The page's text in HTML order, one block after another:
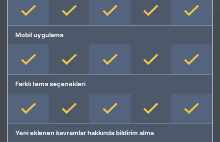
Mobil uygulama
Farklı tema seçenekleri
Yeni eklenen kavramlar hakkında bildirim alma